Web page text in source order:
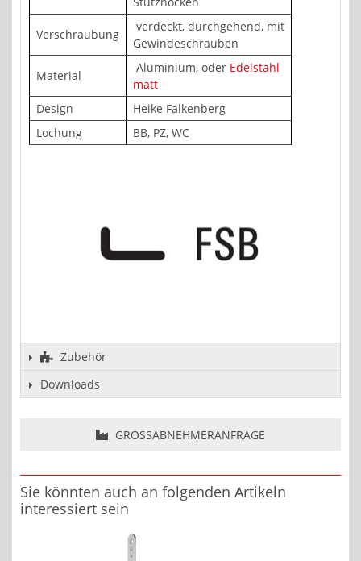
Verschraubung
verdeckt, durchgehend, mit
Gewindeschrauben
Material
Aluminium, oder Edelstahl
matt
Design
Heike Falkenberg
Lochung
BB, PZ, WC
Zubehör
Downloads
GROSSABNEHMERANFRAGE
Sie könnten auch an folgenden Artikeln
interessiert sein